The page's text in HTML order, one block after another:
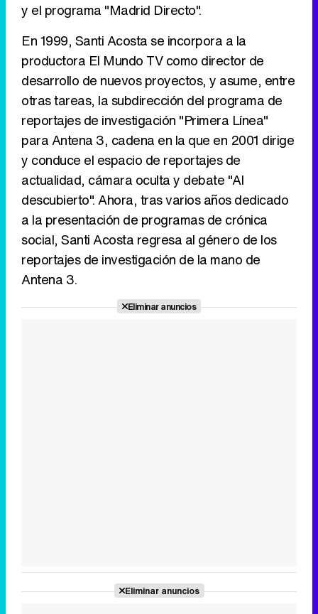
Canción ganadora de Eurovisión 2026: DARA con "Bangaranga" por Bulgaria
y el programa "Madrid Directo".
En 1999, Santi Acosta se incorpora a la
productora El Mundo TV como director de
desarrollo de nuevos proyectos, y asume, entre
otras tareas, la subdirección del programa de
reportajes de investigación "Primera Línea"
para Antena 3, cadena en la que en 2001 dirige
y conduce el espacio de reportajes de
actualidad, cámara oculta y debate "Al
descubierto". Ahora, tras varios años dedicado
a la presentación de programas de crónica
social, Santi Acosta regresa al género de los
reportajes de investigación de la mano de
Antena 3.
Eliminar anuncios
Eliminar anuncios